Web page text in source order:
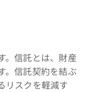
。信託とは、財産
。信託契約を結ぶ
リスクを軽減す